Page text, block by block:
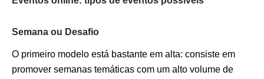
Semana ou Desafio
O primeiro modelo está bastante em alta: consiste em
promover semanas temáticas com um alto volume de